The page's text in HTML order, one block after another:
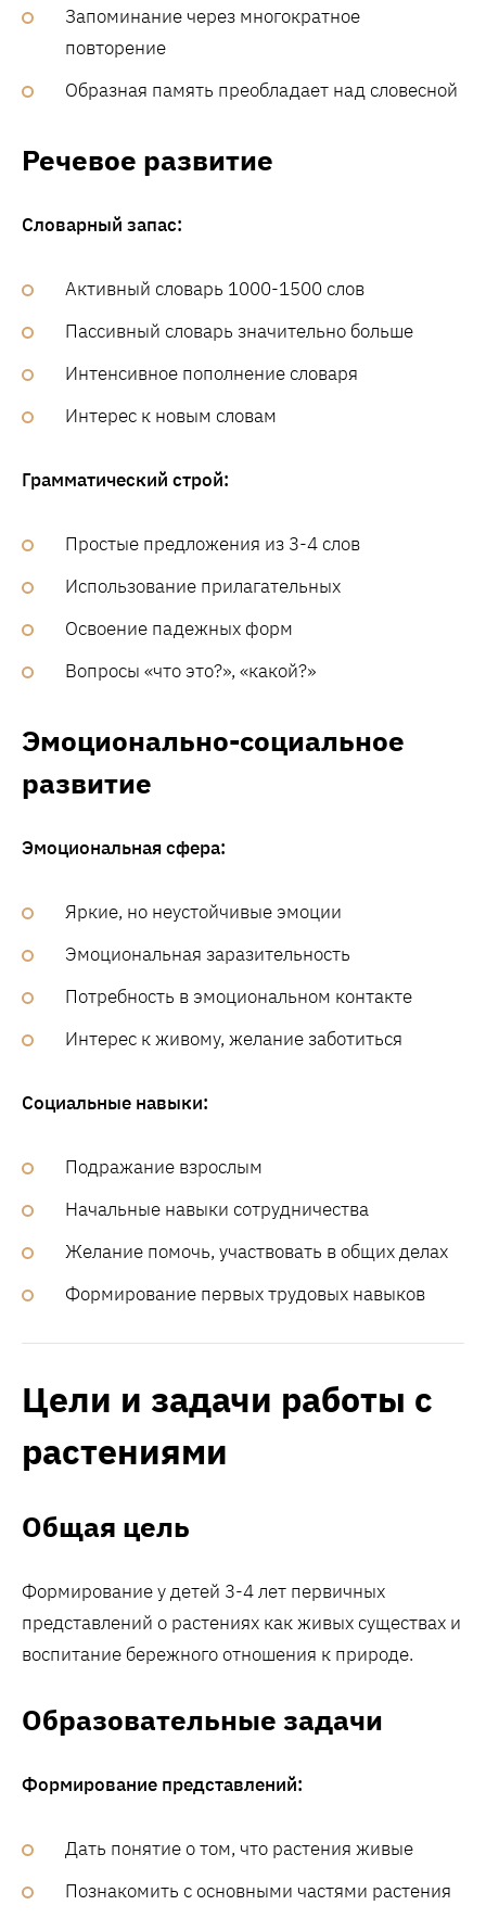
Запоминание через многократное
повторение
Образная память преобладает над словесной
Речевое развитие
Словарный запас:
Активный словарь 1000-1500 слов
Пассивный словарь значительно больше
Интенсивное пополнение словаря
Интерес к новым словам
Грамматический строй:
Простые предложения из 3-4 слов
Использование прилагательных
Освоение падежных форм
Вопросы «что это?», «какой?»
Эмоционально-социальное
развитие
Эмоциональная сфера:
Яркие, но неустойчивые эмоции
Эмоциональная заразительность
Потребность в эмоциональном контакте
Интерес к живому, желание заботиться
Социальные навыки:
Подражание взрослым
Начальные навыки сотрудничества
Желание помочь, участвовать в общих делах
Формирование первых трудовых навыков
Цели и задачи работы с
растениями
Общая цель
Формирование у детей 3-4 лет первичных
представлений о растениях как живых существах и
воспитание бережного отношения к природе.
Образовательные задачи
Формирование представлений:
Дать понятие о том, что растения живые
Познакомить с основными частями растения